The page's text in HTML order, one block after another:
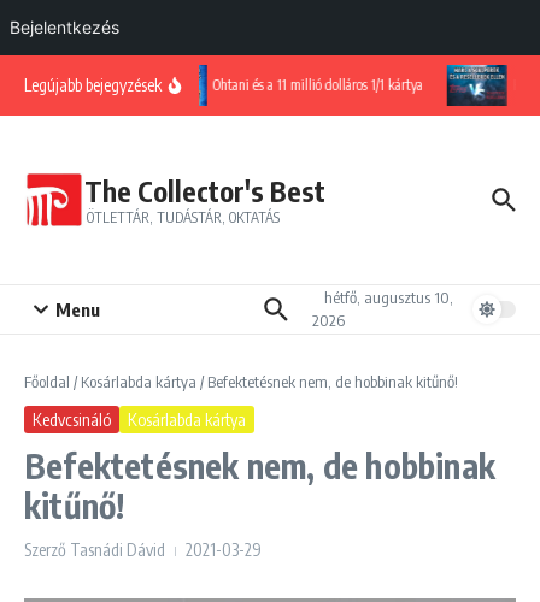
Bejelentkezés
Legújabb bejegyzések
Ohtani és a 11 millió dolláros 1/1 kártya Harc
The Collector's Best
ÖTLETTÁR, TUDÁSTÁR, OKTATÁS
Menu
hétfő, augusztus 10,
2026
Főoldal /Kosárlabda kártya /Befektetésnek nem, de hobbinak kitűnő!
Kedvcsináló Kosárlabda kártya
Befektetésnek nem, de hobbinak
kitűnő!
Szerző Tasnádi Dávid 2021-03-29